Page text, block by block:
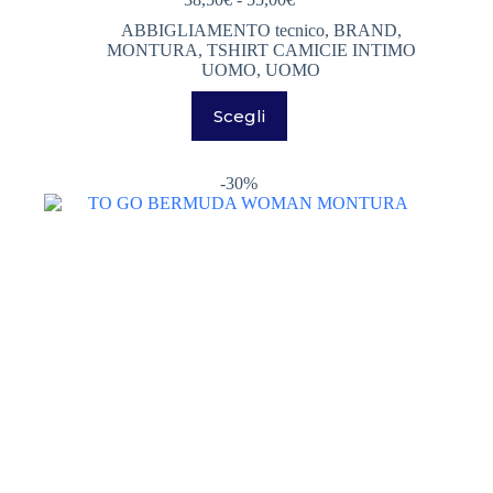
prezzo:
da
38,50€
ABBIGLIAMENTO tecnico, BRAND,
MONTURA, TSHIRT CAMICIE INTIMO
UOMO,UOMO
Scegli
prodotto
ha
varianti.
Le
-30%